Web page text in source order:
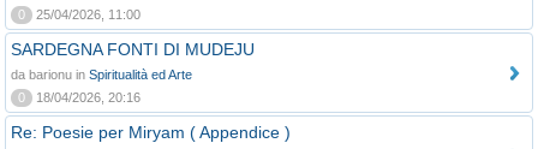
0
25/04/2026, 11:00
SARDEGNA FONTI DI MUDEJU
da barionu in Spiritualità ed Arte
0
18/04/2026, 20:16
Re: Poesie per Miryam ( Appendice )